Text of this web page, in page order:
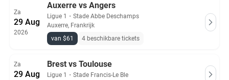
Za
29 Aug
2026
Auxerre vs Angers
Ligue 1 ・ Stade Abbe Deschamps
Auxerre, Frankrijk
van $61
4 beschikbare tickets
Za
29 Aug
Brest vs Toulouse
Ligue 1 ・ Stade Francis-Le Ble